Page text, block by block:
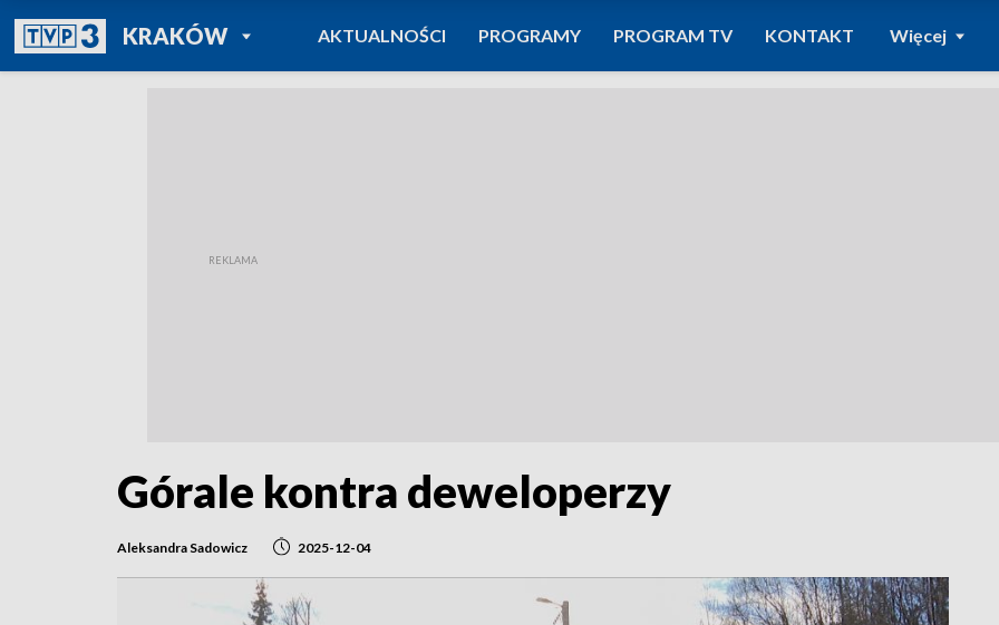
KRAKÓWPOWRÓT DO
TVP REGIONY
AKTUALNOŚCI PROGRAMY PROGRAM TV KONTAKT Więcej
Górale kontra deweloperzy
Aleksandra Sadowicz 2025-12-04